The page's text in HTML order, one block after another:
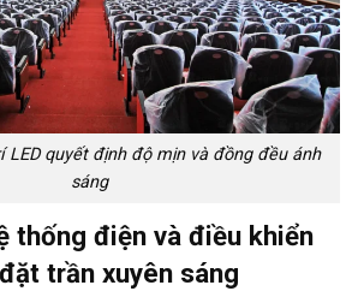
LED quyết định độ mịn và đồng đều ánh
sáng
thống điện và điều khiển
trần xuyên sáng